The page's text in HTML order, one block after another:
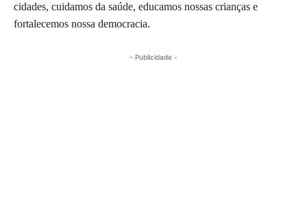
cidades, cuidamos da saúde, educamos nossas crianças e
fortalecemos nossa democracia.
- Publicidade -